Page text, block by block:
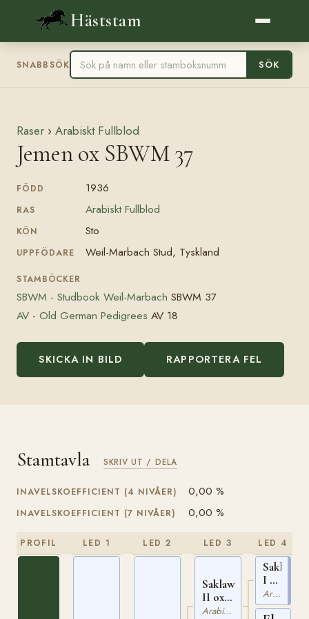
Häststam
SNABBSÖK SÖK
Raser › Arabiskt Fullblod
Jemen ox SBWM 37
FÖDD 1936
RAS Arabiskt Fullblod
KÖN Sto
UPPFÖDARE Weil-Marbach Stud, Tyskland
STAMBÖCKER
SBWM - Studbook Weil-Marbach SBWM 37
AV - Old German Pedigrees AV 18
SKICKA IN BILD RAPPORTERA FEL
Stamtavla SKRIV UT / DELA
INAVELSKOEFFICIENT (4 NIVÅER) 0,00 %
INAVELSKOEFFICIENT (7 NIVÅER) 0,00 %
PROFIL LED 1 LED 2 LED 3
Saklawi
II ox
EAOArabiskt Fullblod
LED 4
Saklawi
I ox
RAS
26
Arabiskt Fullblod